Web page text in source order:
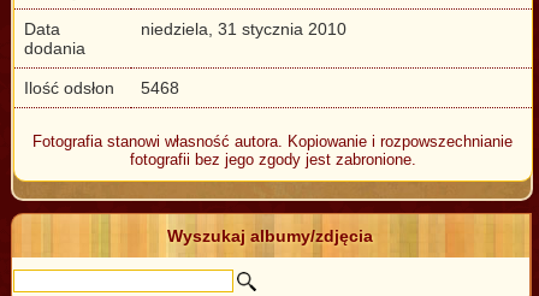
Data
dodania
niedziela, 31 stycznia 2010
Ilość odsłon 5468
Fotografia stanowi własność autora. Kopiowanie i rozpowszechnianie
fotografii bez jego zgody jest zabronione.
Wyszukaj albumy/zdjęcia